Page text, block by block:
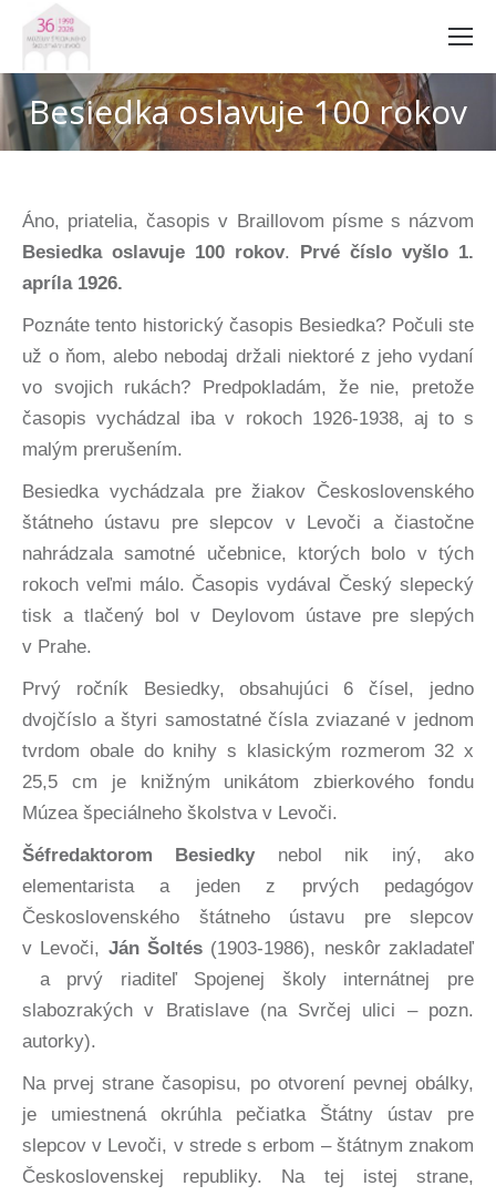
Besiedka oslavuje 100 rokov
Áno, priatelia, časopis v Braillovom písme s názvom
Besiedka oslavuje 100 rokov. Prvé číslo vyšlo 1.
apríla 1926.
Poznáte tento historický časopis Besiedka? Počuli ste
už o ňom, alebo nebodaj držali niektoré z jeho vydaní
vo svojich rukách? Predpokladám, že nie, pretože
časopis vychádzal iba v rokoch 1926-1938, aj to s
malým prerušením.
Besiedka vychádzala pre žiakov Československého
štátneho ústavu pre slepcov v Levoči a čiastočne
nahrádzala samotné učebnice, ktorých bolo v tých
rokoch veľmi málo. Časopis vydával Český slepecký
tisk a tlačený bol v Deylovom ústave pre slepých
v Prahe.
Prvý ročník Besiedky, obsahujúci 6 čísel, jedno
dvojčíslo a štyri samostatné čísla zviazané v jednom
tvrdom obale do knihy s klasickým rozmerom 32 x
25,5 cm je knižným unikátom zbierkového fondu
Múzea špeciálneho školstva v Levoči.
Šéfredaktorom Besiedkynebol nik iný, ako
elementarista a jeden z prvých pedagógov
Československého štátneho ústavu pre slepcov
v Levoči, Ján Šoltés (1903-1986), neskôr zakladateľ
a prvý riaditeľ Spojenej školy internátnej pre
slabozrakých v Bratislave (na Svrčej ulici – pozn.
autorky).
Na prvej strane časopisu, po otvorení pevnej obálky,
je umiestnená okrúhla pečiatka Štátny ústav pre
slepcov v Levoči, v strede s erbom – štátnym znakom
Československej republiky. Na tej istej strane,